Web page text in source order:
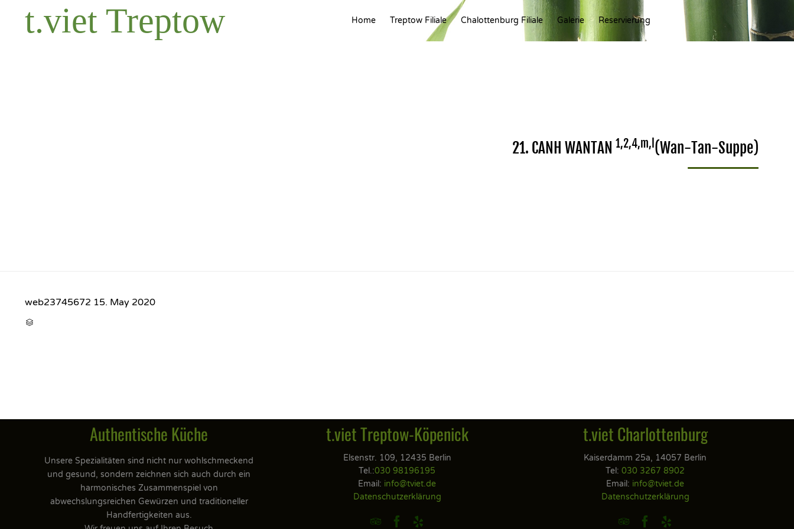
t.viet Treptow Home Treptow Filiale Chalottenburg Filiale Galerie Reservierung
21. CANH WANTAN 1,2,4,m,l (Wan-Tan-Suppe)
web23745672 15. May 2020

Authentische Küche
Unsere Spezialitäten sind nicht nur wohlschmeckend
und gesund, sondern zeichnen sich auch durch ein
harmonisches Zusammenspiel von
abwechslungsreichen Gewürzen und traditioneller
Handfertigkeiten aus.
t.viet Treptow-Köpenick
Elsenstr. 109, 12435 Berlin
Tel.:030 98196195
Email: info@tviet.de
Datenschutzerklärung
  
t.viet Charlottenburg
Kaiserdamm 25a, 14057 Berlin
Tel: 030 3267 8902
Email: info@tviet.de
Datenschutzerklärung
  